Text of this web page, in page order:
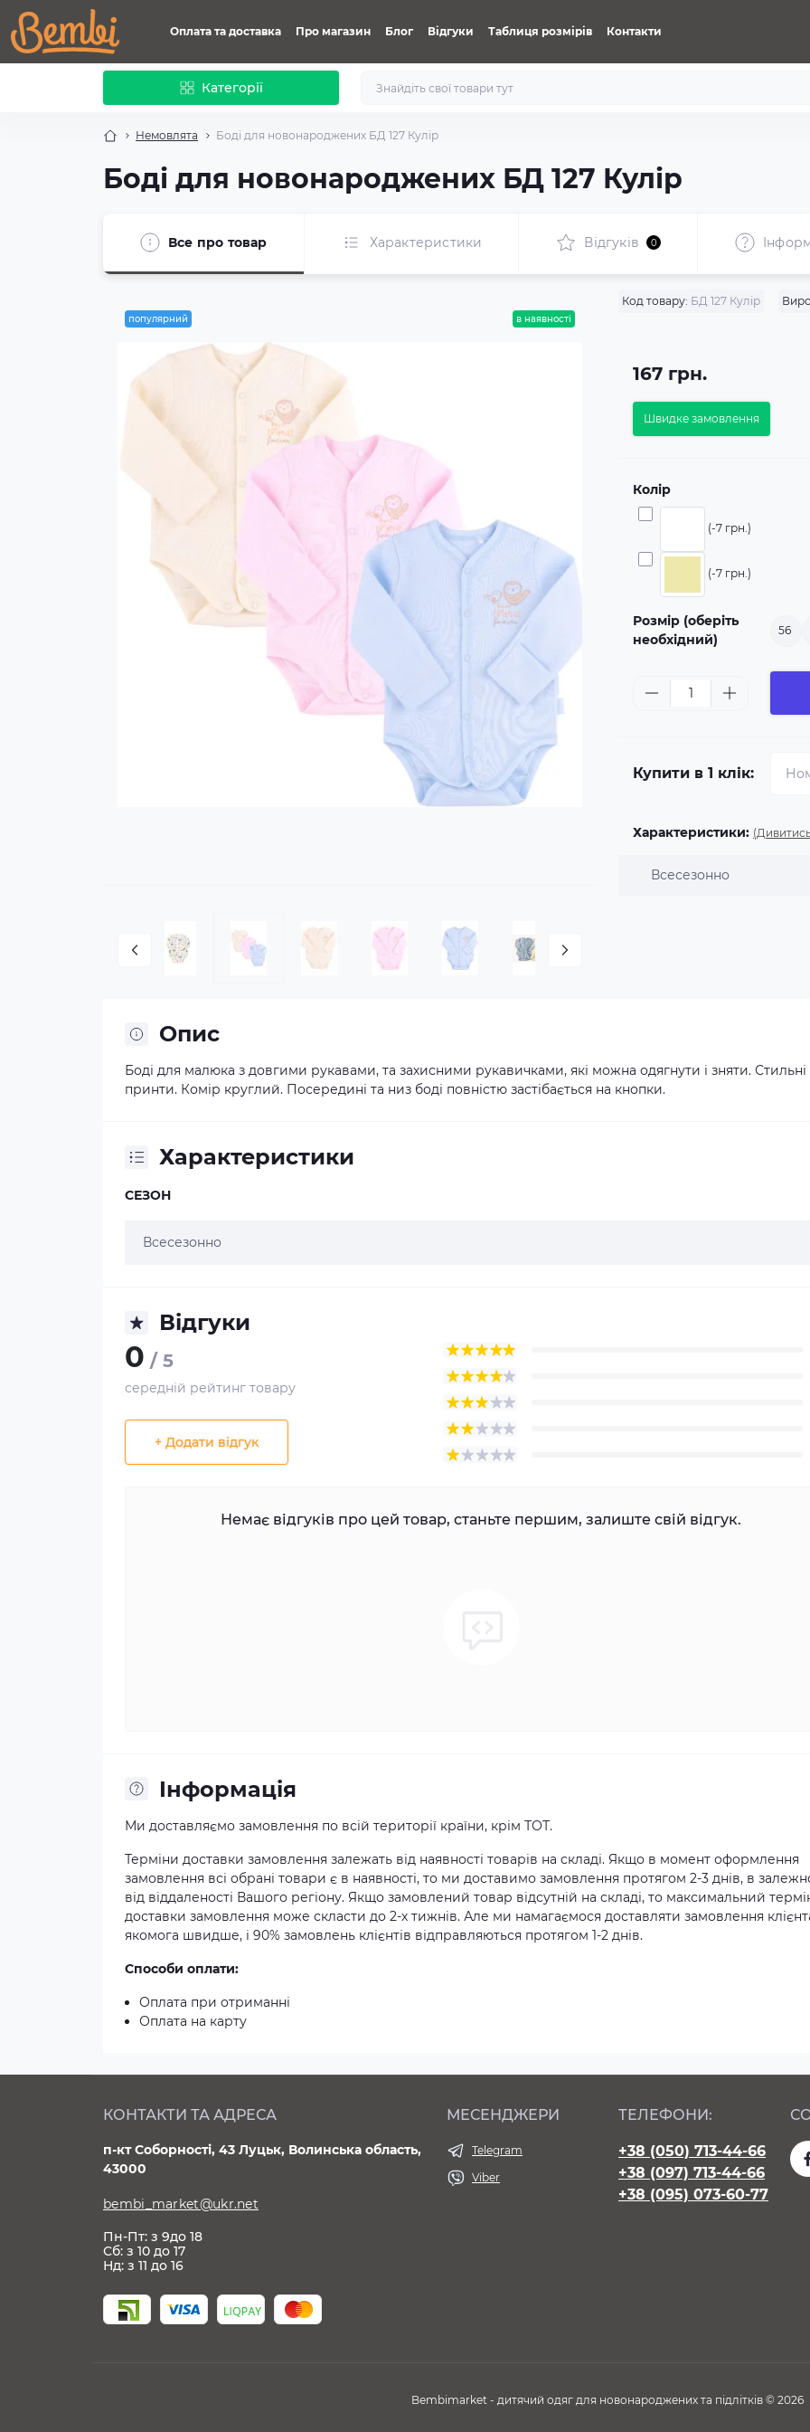
Оплата та доставка Про магазин Блог Відгуки Таблиця розмірів Контакти
Категорії
Немовлята Боді для новонароджених БД 127 Кулір
Боді для новонароджених БД 127 Кулір
Все про товар Характеристики Відгуків 0
популярний в наявності
Код товару: БД 127 Кулір
167 грн.
Швидке замовлення
Колір
(-7 грн.)
(-7 грн.)
Розмір (оберіть
необхідний)
56
Купити в 1 клік:
Характеристики:
Всесезонно
Опис
Боді для малюка з довгими рукавами, та захисними рукавичками, які можна одягнути і зняти. Стильні
принти. Комір круглий. Посередині та низ боді повністю застібається на кнопки.
Характеристики
СЕЗОН
Всесезонно
Відгуки
0 / 5
середній рейтинг товару
+ Додати відгук
Немає відгуків про цей товар, станьте першим, залиште свій відгук.
Iнформація
Ми доставляємо замовлення по всій території країни, крім ТОТ.
Терміни доставки замовлення залежать від наявності товарів на складі. Якщо в момент оформлення
замовлення всі обрані товари є в наявності, то ми доставимо замовлення протягом 2-3 днів, в
від віддаленості Вашого регіону. Якщо замовлений товар відсутній на складі, то максимальний
доставки замовлення може скласти до 2-х тижнів. Але ми намагаємося доставляти замовлення
якомога швидше, і 90% замовлень клієнтів відправляються протягом 1-2 днів.
Способи оплати:
Оплата при отриманні
Оплата на карту
КОНТАКТИ ТА АДРЕСА
п-кт Соборності, 43 Луцьк, Волинська область,
43000
bembi_market@ukr.net
Пн-Пт: з 9до 18
Сб: з 10 до 17
Нд: з 11 до 16
МЕСЕНДЖЕРИ
Telegram
Viber
ТЕЛЕФОНИ:
+38 (050) 713-44-66
+38 (097) 713-44-66
+38 (095) 073-60-77
Bembimarket - дитячий одяг для новонароджених та підлітків © 2026